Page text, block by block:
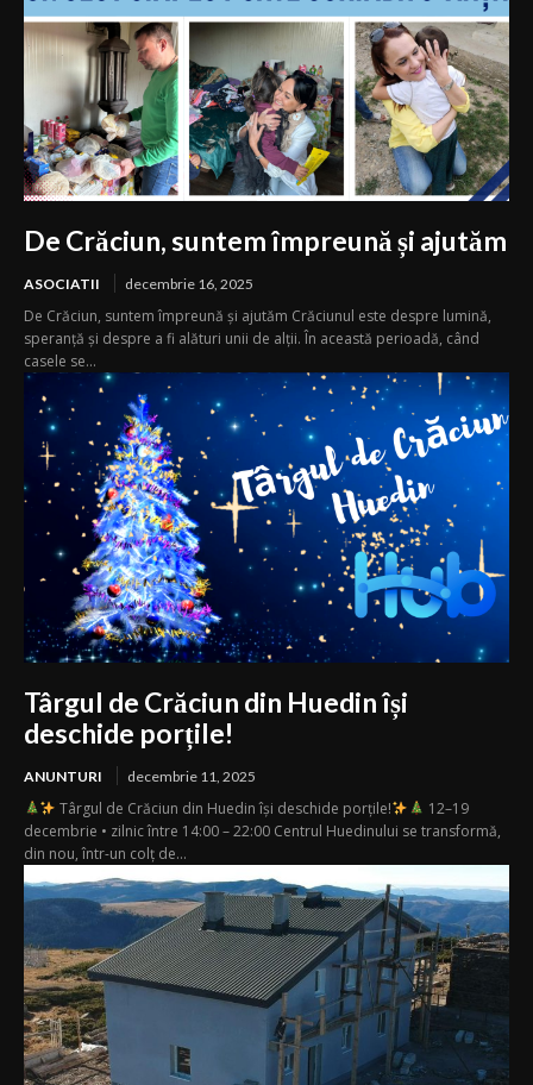
De Crăciun, suntem împreună și ajutăm
ASOCIATII decembrie 16, 2025
De Crăciun, suntem împreună și ajutăm Crăciunul este despre lumină,
speranță și despre a fi alături unii de alții. În această perioadă, când
casele se...
Târgul de Crăciun din Huedin își
deschide porțile!
ANUNTURI decembrie 11, 2025
Târgul de Crăciun din Huedin își deschide porțile!
12–19
decembrie • zilnic între 14:00 – 22:00 Centrul Huedinului se transformă,
din nou, într-un colț de...